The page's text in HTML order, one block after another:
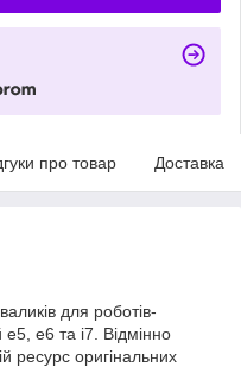
про товар Доставка
для роботів-
e6 та i7. Відмінно
ресурс оригінальних